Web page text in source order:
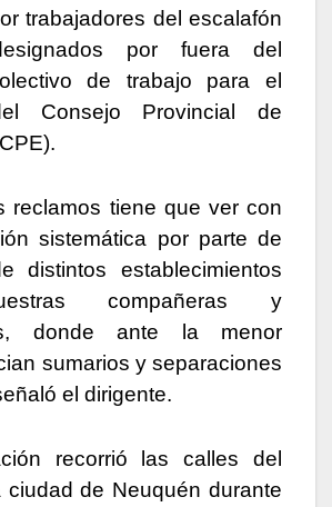
trabajadores del escalafón
por fuera del
de trabajo para el
Consejo Provincial de
reclamos tiene que ver con
sistemática por parte de
distintos establecimientos
compañeras y
donde ante la menor
sumarios y separaciones
el dirigente.
recorrió las calles del
ciudad de Neuquén durante